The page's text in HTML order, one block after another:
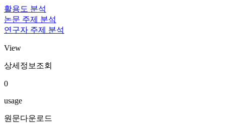
활용도 분석
논문 주제 분석
연구자 주제 분석
View
상세정보조회
0
usage
원문다운로드